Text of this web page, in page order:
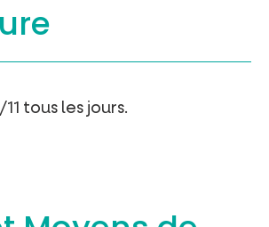
tous les jours.